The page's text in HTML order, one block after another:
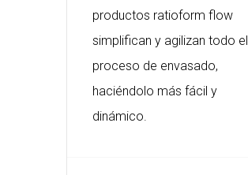
productos ratioform flow
simplifican y agilizan todo el
proceso de envasado,
haciéndolo más fácil y
dinámico.